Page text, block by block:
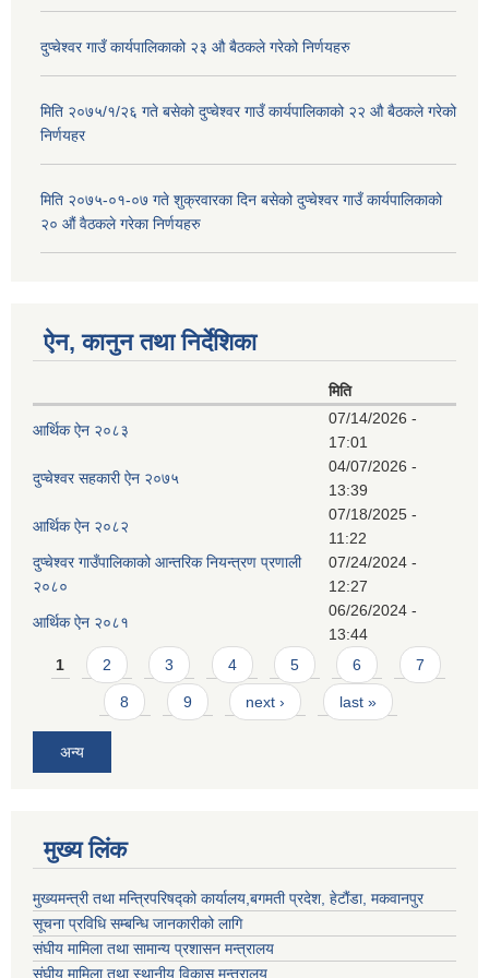
दुप्चेश्वर गाउँ कार्यपालिकाको २३ औ बैठकले गरेको निर्णयहरु
मिति २०७५/१/२६ गते बसेको दुप्चेश्वर गाउँ कार्यपालिकाको २२ औ बैठकले गरेको
निर्णयहर
मिति २०७५-०१-०७ गते शुक्रवारका दिन बसेको दुप्चेश्वर गाउँ कार्यपालिकाको
२० औं वैठकले गरेका निर्णयहरु
ऐन, कानुन तथा निर्देशिका
मिति
आर्थिक ऐन २०८३
07/14/2026 -
17:01
दुप्चेश्वर सहकारी ऐन २०७५
04/07/2026 -
13:39
आर्थिक ऐन २०८२
07/18/2025 -
11:22
दुप्चेश्वर गाउँपालिकाको आन्तरिक नियन्त्रण प्रणाली
२०८०
07/24/2024 -
12:27
आर्थिक ऐन २०८१
06/26/2024 -
13:44
Pages
1 2 3 4 5 6 7
8 9 next › last »
अन्य
मुख्य लिंक
मुख्यमन्त्री तथा मन्त्रिपरिषद्को कार्यालय,बगमती प्रदेश, हेटौंडा, मकवानपुर
सूचना प्रविधि सम्बन्धि जानकारीको लागि
संघीय मामिला तथा सामान्य प्रशासन मन्त्रालय
संघीय मामिला तथा स्थानीय विकास मन्त्रालय